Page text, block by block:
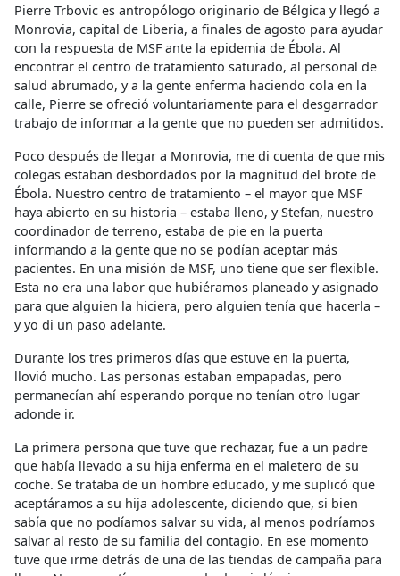
Pierre Trbovic es antropólogo originario de Bélgica y llegó a
Monrovia, capital de Liberia, a finales de agosto para ayudar
con la respuesta de MSF ante la epidemia de Ébola. Al
encontrar el centro de tratamiento saturado, al personal de
salud abrumado, y a la gente enferma haciendo cola en la
calle, Pierre se ofreció voluntariamente para el desgarrador
trabajo de informar a la gente que no pueden ser admitidos.
Poco después de llegar a Monrovia, me di cuenta de que mis
colegas estaban desbordados por la magnitud del brote de
Ébola. Nuestro centro de tratamiento – el mayor que MSF
haya abierto en su historia – estaba lleno, y Stefan, nuestro
coordinador de terreno, estaba de pie en la puerta
informando a la gente que no se podían aceptar más
pacientes. En una misión de MSF, uno tiene que ser flexible.
Esta no era una labor que hubiéramos planeado y asignado
para que alguien la hiciera, pero alguien tenía que hacerla –
y yo di un paso adelante.
Durante los tres primeros días que estuve en la puerta,
llovió mucho. Las personas estaban empapadas, pero
permanecían ahí esperando porque no tenían otro lugar
adonde ir.
La primera persona que tuve que rechazar, fue a un padre
que había llevado a su hija enferma en el maletero de su
coche. Se trataba de un hombre educado, y me suplicó que
aceptáramos a su hija adolescente, diciendo que, si bien
sabía que no podíamos salvar su vida, al menos podríamos
salvar al resto de su familia del contagio. En ese momento
tuve que irme detrás de una de las tiendas de campaña para